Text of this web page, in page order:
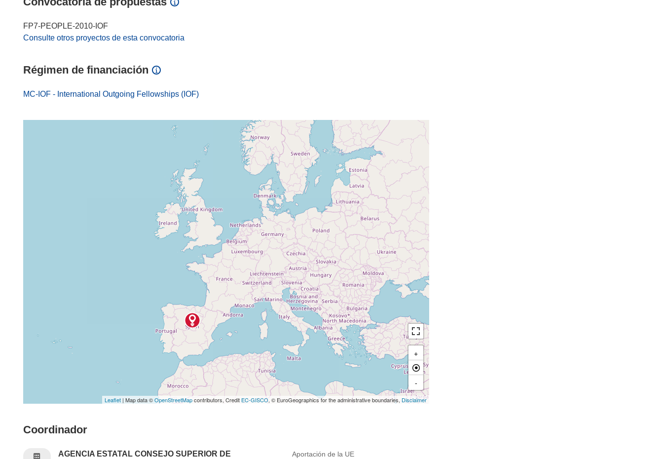
FP7-PEOPLE-2010-IOF
Consulte otros proyectos de esta convocatoria
Régimen de financiación
MC-IOF - International Outgoing Fellowships (IOF)
+
-
Leaflet | Map data ©OpenStreetMapcontributors, Credit EC-GISCO, © EuroGeographics for the administrative boundaries, Disclaimer
Coordinador
AGENCIA ESTATAL CONSEJO SUPERIOR DE
Aportación de la UE